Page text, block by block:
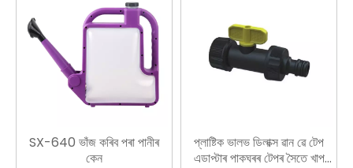
SX-640 ভাঁজ কৰিব পৰা পানীৰ
কেন
প্লাষ্টিক ভালভ ডিলাক্স ৱান ৱে টেপ
এডাপ্টাৰ পাকঘৰৰ টেপৰ সৈতে খাপ